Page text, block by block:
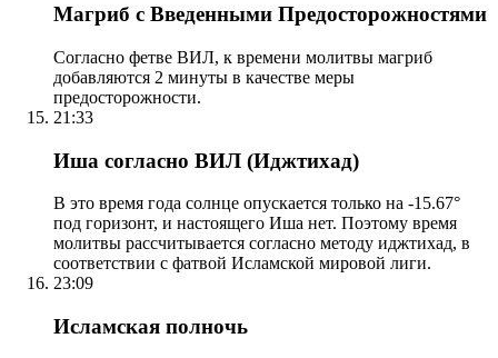
Магриб с Введенными Предосторожностями
Согласно фетве ВИЛ, к времени молитвы магриб
добавляются 2 минуты в качестве меры
предосторожности.
21:33
Иша согласно ВИЛ (Иджтихад)
В это время года солнце опускается только на -15.67°
под горизонт, и настоящего Иша нет. Поэтому время
молитвы рассчитывается согласно методу иджтихад, в
соответствии с фатвой Исламской мировой лиги.
23:09
Исламская полночь